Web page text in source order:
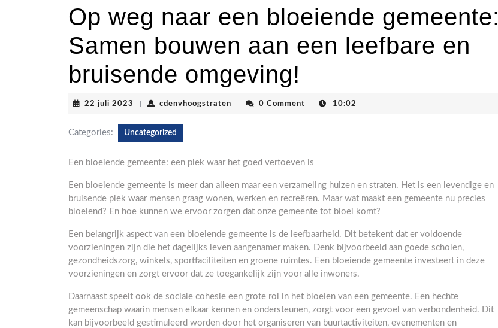
Op weg naar een bloeiende gemeente:
Samen bouwen aan een leefbare en
bruisende omgeving!
22 juli 2023 22
2023
cdenvhoogstraten cdenvhoogstraten
0 Comment 10:02
Categories: Uncategorized
Een bloeiende gemeente: een plek waar het goed vertoeven is
Een bloeiende gemeente is meer dan alleen maar een verzameling huizen en straten. Het is een levendige en
bruisende plek waar mensen graag wonen, werken en recreëren. Maar wat maakt een gemeente nu precies
bloeiend? En hoe kunnen we ervoor zorgen dat onze gemeente tot bloei komt?
Een belangrijk aspect van een bloeiende gemeente is de leefbaarheid. Dit betekent dat er voldoende
voorzieningen zijn die het dagelijks leven aangenamer maken. Denk bijvoorbeeld aan goede scholen,
gezondheidszorg, winkels, sportfaciliteiten en groene ruimtes. Een bloeiende gemeente investeert in deze
voorzieningen en zorgt ervoor dat ze toegankelijk zijn voor alle inwoners.
Daarnaast speelt ook de sociale cohesie een grote rol in het bloeien van een gemeente. Een hechte
gemeenschap waarin mensen elkaar kennen en ondersteunen, zorgt voor een gevoel van verbondenheid. Dit
kan bijvoorbeeld gestimuleerd worden door het organiseren van buurtactiviteiten, evenementen en